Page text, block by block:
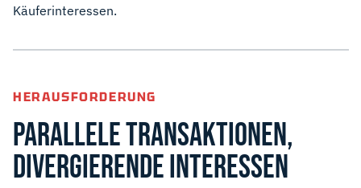
Käuferinteressen.
HERAUSFORDERUNG
PARALLELE TRANSAKTIONEN,
DIVERGIERENDE INTERESSEN